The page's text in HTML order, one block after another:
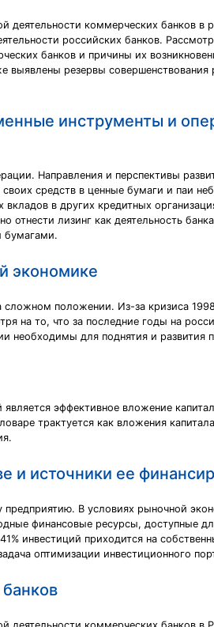
деятельности коммерческих банков в
российских банков.
банков и причины их
выявлены резервы
инструменты и
Направления и перспективы
средств в ценные бумаги и паи
в других кредитных
лизинг как деятельность
бумагами.
экономике
положении. Из-за кризиса
на то, что за последние годы на
для поднятия и развития
эффективное вложение
трактуется как вложения
и источники ее
В условиях рыночной
финансовые ресурсы, доступные
инвестиций приходится на
оптимизации инвестиционного